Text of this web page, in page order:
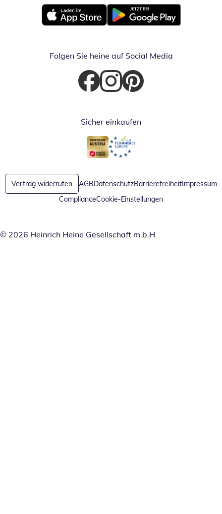
Öffnet in neuem FensterÖffnet in neuem Fenster
Folgen Sie heine auf Social Media
Öffnet in neuem Fenster
Öffnet in neuem Fenster
Öffnet in neuem Fenster
Sicher einkaufen
Öffnet in neuem Fenster
Öffnet in neuem Fenster
Vertrag widerrufen AGBDatenschutzBarrierefreiheitImpressum
ComplianceCookie-Einstellungen
© 2026 Heinrich Heine Gesellschaft m.b.H